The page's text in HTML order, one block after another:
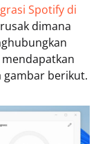
Spotify di
dimana
gambar berikut.